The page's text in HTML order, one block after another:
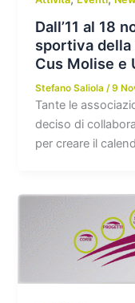
Dall’11 al 18
sportiva della
Cus Molise e
Stefano Saliola/9
Tante le
deciso di
per creare il